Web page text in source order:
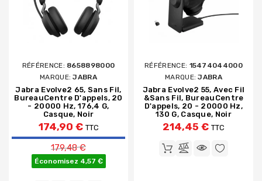
RÉFÉRENCE: 8658898000
MARQUE:JABRA
Jabra Evolve2 65, Sans Fil,
BureauCentre D'appels, 20
- 20000 Hz, 176,4 G,
Casque, Noir
174,90 € TTC
Prix de base
179,48 €
Économisez 4,57 €
RÉFÉRENCE: 15474044000
MARQUE:JABRA
Jabra Evolve2 55, Avec Fil
&sans Fil, BureauCentre
D'appels, 20 - 20000 Hz,
130 G, Casque, Noir
214,45 € TTC